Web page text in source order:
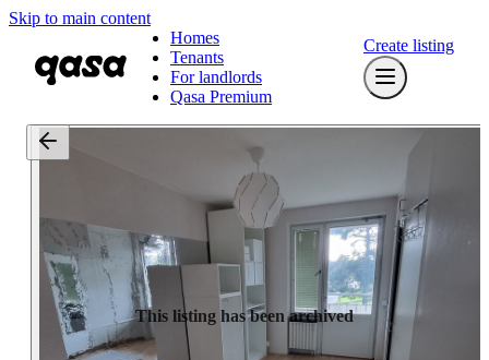
Skip to main content
Homes
Tenants
For landlords
Qasa Premium
Create listing
This listing has been archived